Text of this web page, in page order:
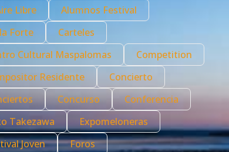
Libre
Alumnos Festival
Forte
Carteles
Cultural Maspalomas
Competition
Residente
Concierto
Concurso
Conferencia
Takezawa
Expomeloneras
Joven
Foros